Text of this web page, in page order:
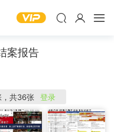
案报告
，共36张 登录